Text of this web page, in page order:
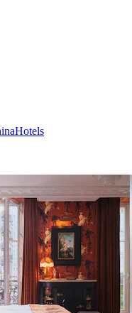
Hotels